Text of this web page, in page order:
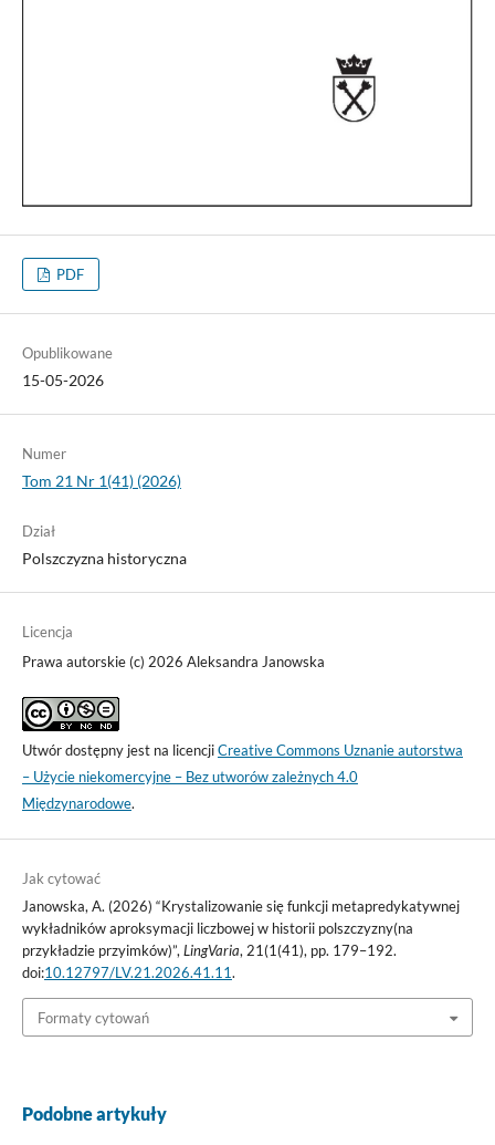
PDF
Opublikowane
15-05-2026
Numer
Tom 21 Nr 1(41) (2026)
Dział
Polszczyzna historyczna
Licencja
Prawa autorskie (c) 2026 Aleksandra Janowska
Utwór dostępny jest na licencjiCreative Commons Uznanie autorstwa
– Użycie niekomercyjne – Bez utworów zależnych 4.0
Międzynarodowe.
Jak cytować
Janowska, A. (2026) “Krystalizowanie się funkcji metapredykatywnej
wykładników aproksymacji liczbowej w historii polszczyzny(na
przykładzie przyimków)”,LingVaria, 21(1(41), pp. 179–192.
doi:10.12797/LV.21.2026.41.11.
Formaty cytowań
Podobne artykuły